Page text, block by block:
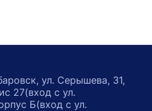
ул. Серышева, 31,
27(вход с ул.
Б(вход с ул.